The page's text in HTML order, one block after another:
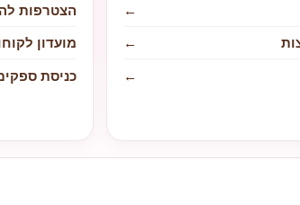
←
←
←
הצטרפות
מועדון
כניסת